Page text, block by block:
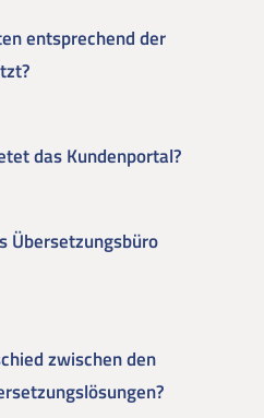
entsprechend der
das Kundenportal?
Übersetzungsbüro
zwischen den